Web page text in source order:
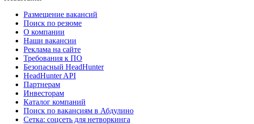
Размещение вакансий
Поиск по резюме
О компании
Наши вакансии
Реклама на сайте
Требования к ПО
Безопасный HeadHunter
HeadHunter API
Партнерам
Инвесторам
Каталог компаний
Поиск по вакансиям в Абдулино
Сетка: соцсеть для нетворкинга